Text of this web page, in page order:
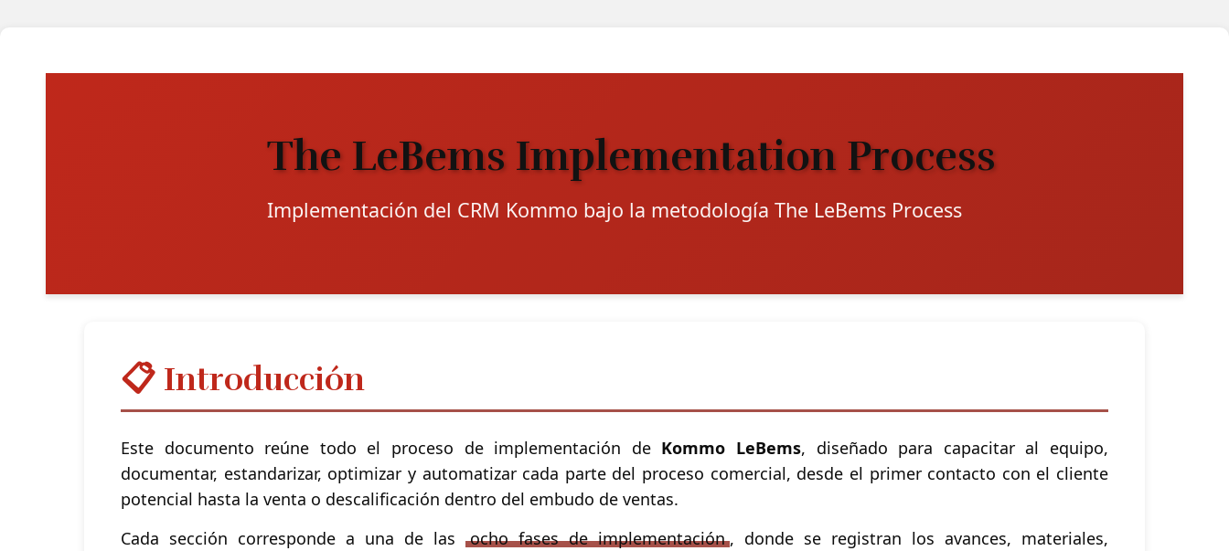
The LeBems Implementation Process
Implementación del CRM Kommo bajo la metodología The LeBems Process
📋 Introducción
Este documento reúne todo el proceso de implementación de Kommo LeBems, diseñado para capacitar al equipo,
documentar, estandarizar, optimizar y automatizar cada parte del proceso comercial, desde el primer contacto con el cliente
potencial hasta la venta o descalificación dentro del embudo de ventas.
Cada sección corresponde a una de las
ocho fases de implementación , donde se registran los avances, materiales,